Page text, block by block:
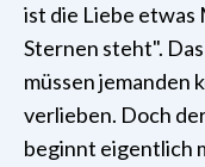
ist die Liebe etwas
Sternen steht".
müssen jemanden
verlieben. Doch
beginnt eigentlich